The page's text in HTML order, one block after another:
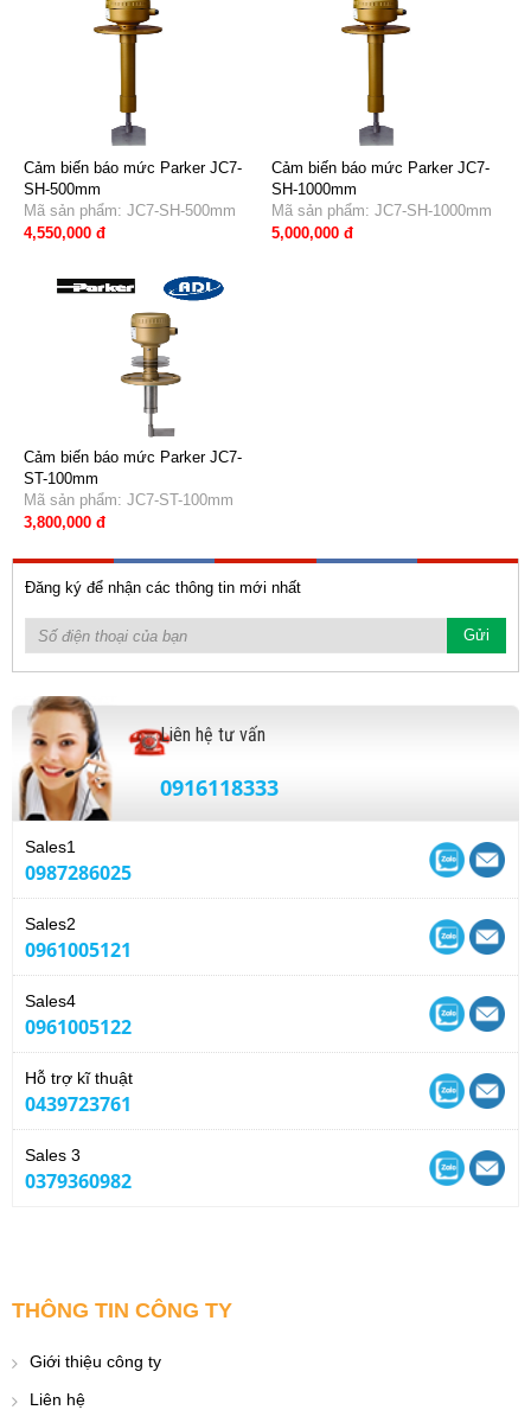
Cảm biến báo mức Parker JC7-
SH-500mm
Mã sản phẩm: JC7-SH-500mm
4,550,000 đ
Cảm biến báo mức Parker JC7-
SH-1000mm
Mã sản phẩm: JC7-SH-1000mm
5,000,000 đ
Cảm biến báo mức Parker JC7-
ST-100mm
Mã sản phẩm: JC7-ST-100mm
3,800,000 đ
Đăng ký để nhận các thông tin mới nhất
Liên hệ tư vấn
0916118333
Sales1
0987286025
Sales2
0961005121
Sales4
0961005122
Hỗ trợ kĩ thuật
0439723761
Sales 3
0379360982
THÔNG TIN CÔNG TY
Giới thiệu công ty
Liên hệ